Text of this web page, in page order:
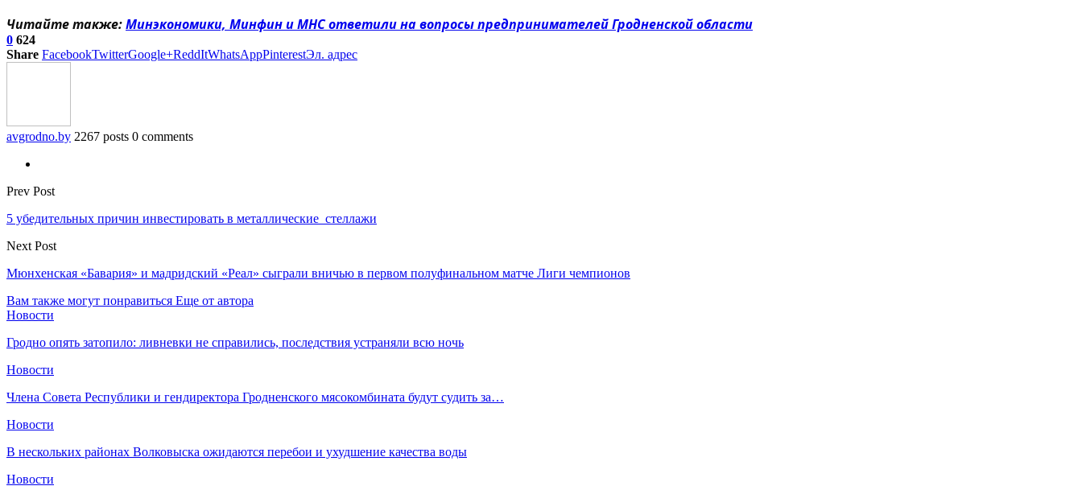
Читайте также:Минэкономики, Минфин и МНС ответили на вопросы предпринимателей Гродненской области
0 624
Share FacebookTwitterGoogle+ReddItWhatsAppPinterestЭл. адрес
avgrodno.by 2267 posts 0 comments
Prev Post
5 убедительных причин инвестировать в металлические стеллажи
Next Post
Мюнхенская «Бавария» и мадридский «Реал» сыграли вничью в первом полуфинальном матче Лиги чемпионов
Вам также могут понравиться Еще от автора
Новости
Гродно опять затопило: ливневки не справились, последствия устраняли всю ночь
Новости
Члена Совета Республики и гендиректора Гродненского мясокомбината будут судить за…
Новости
В нескольких районах Волковыска ожидаются перебои и ухудшение качества воды
Новости